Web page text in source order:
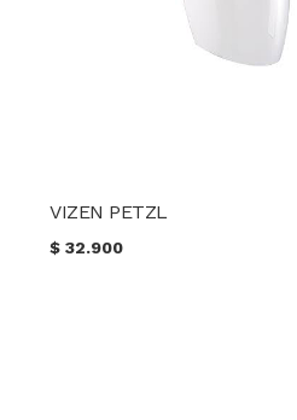
VIZEN PETZL
$32.900